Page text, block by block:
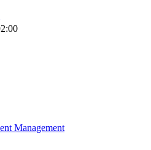
Management